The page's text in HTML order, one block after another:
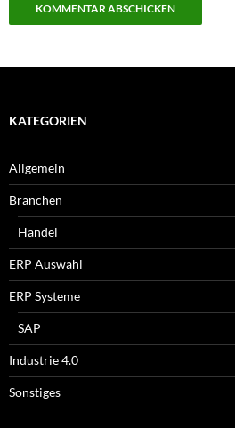
KATEGORIEN
Allgemein
Branchen
Handel
ERP Auswahl
ERP Systeme
SAP
Industrie 4.0
Sonstiges